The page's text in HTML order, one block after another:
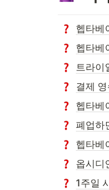
헵타베
헵타베
트라이
결제
헵타베
폐업하
헵타베
옵시디
1주일